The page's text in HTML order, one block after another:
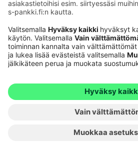
Saavutettavuusseloste
Evästeet
Verkkopalvelujen käytön edellytykset